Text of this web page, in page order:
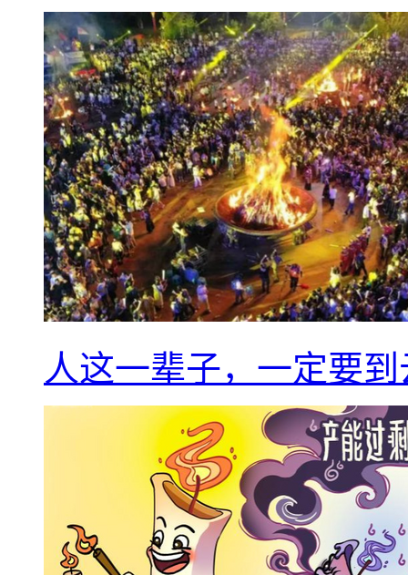
人这一辈子，一定要